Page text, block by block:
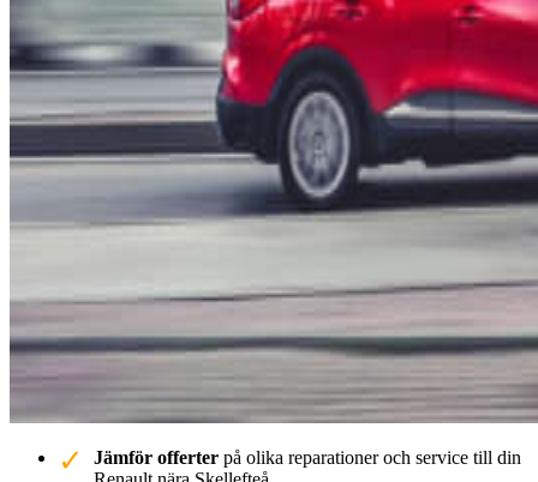
Jämför offerter på olika reparationer och service till din